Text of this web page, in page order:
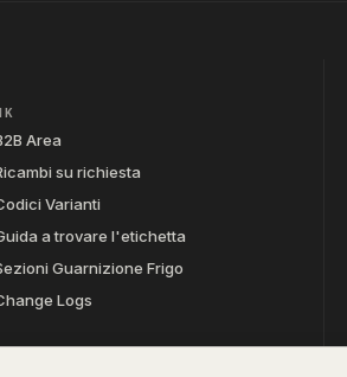
Area
su richiesta
Varianti
a trovare l'etichetta
Guarnizione Frigo
Logs